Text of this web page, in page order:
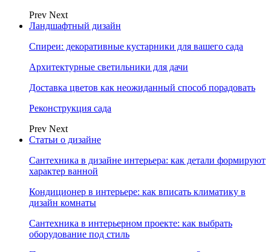
Prev Next
Ландшафтный дизайн
Спиреи: декоративные кустарники для вашего сада
Архитектурные светильники для дачи
Доставка цветов как неожиданный способ порадовать
Реконструкция сада
Prev Next
Статьи о дизайне
Сантехника в дизайне интерьера: как детали формируют
характер ванной
Кондиционер в интерьере: как вписать климатику в
дизайн комнаты
Сантехника в интерьерном проекте: как выбрать
оборудование под стиль